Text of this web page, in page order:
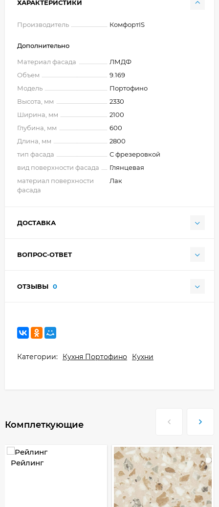
ХАРАКТЕРИСТИКИ
Производитель КомфортIS
Дополнительно
Материал фасада
ЛМДФ
Объем
9.169
Модель
Портофино
Высота, мм
2330
Ширина, мм
2100
Глубина, мм
600
Длина, мм
2800
тип фасада
С фрезеровкой
вид поверхности фасада
Глянцевая
материал поверхности
фасада
Лак
ДОСТАВКА
ВОПРОС-ОТВЕТ
ОТЗЫВЫ 0
Категории: Кухня Портофино Кухни
Комплеткующие
Рейлинг